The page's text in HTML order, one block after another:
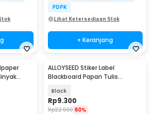
PDPK
Lihat Ketersediaan Stok
+ Keranjang
ALLOYSEED Stiker Label
Blackboard Papan Tulis
Black
Rp9.300
Rp22.900 60%